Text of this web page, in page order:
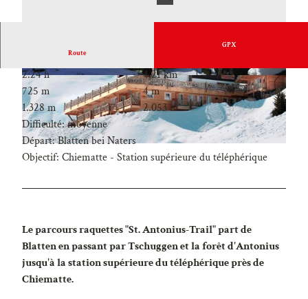
Route
GPX
2:24 h
4,21 km
725 m
4 m
1.328 m
2.053 m
Difficulté: moyenne
Départ: Blatten bei Naters
Objectif: Chiematte - Station supérieure du téléphérique
Le parcours raquettes "St. Antonius-Trail" part de
Blatten en passant par Tschuggen et la forêt d'Antonius
jusqu'à la station supérieure du téléphérique près de
Chiematte.